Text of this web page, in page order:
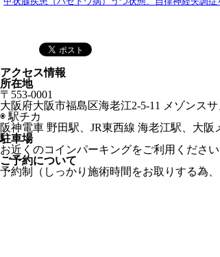
アクセス情報
所在地
〒553-0001
大阪府大阪市福島区海老江2-5-11 メゾンスサ
◉ 駅チカ
阪神電車 野田駅、JR東西線 海老江駅、大
駐車場
お近くのコインパーキングをご利用ください
ご予約について
予約制（しっかり施術時間をお取りする為